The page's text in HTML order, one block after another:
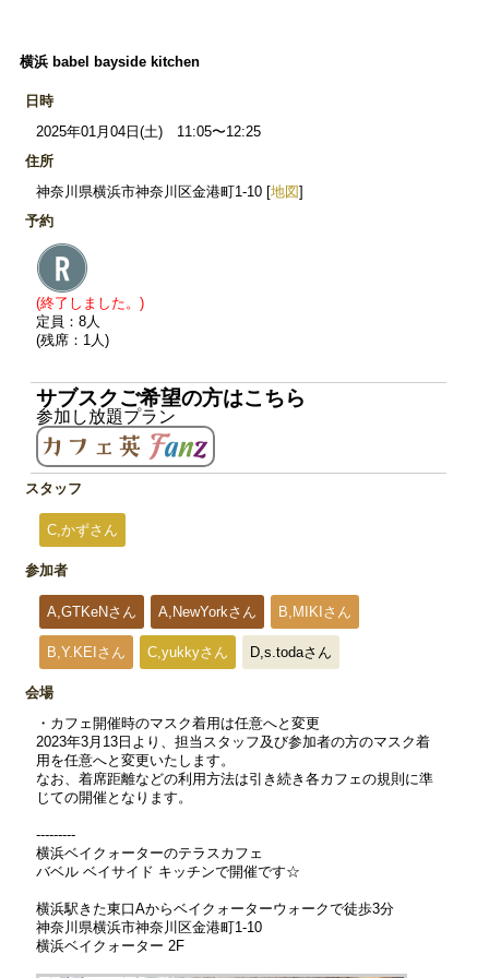
横浜 babel bayside kitchen
日時
2025年01月04日(土) 11:05〜12:25
住所
神奈川県横浜市神奈川区金港町1-10 [地図]
予約
(終了しました。)
定員：8人
(残席：1人)
サブスクご希望の方はこちら
参加し放題プラン
スタッフ
C,かずさん
参加者
A,GTKeNさん A,NewYorkさん B,MIKIさん
B,Y.KEIさん C,yukkyさん D,s.todaさん
会場
・カフェ開催時のマスク着用は任意へと変更
2023年3月13日より、担当スタッフ及び参加者の方のマスク着
用を任意へと変更いたします。
なお、着席距離などの利用方法は引き続き各カフェの規則に準
じての開催となります。
---------
横浜ベイクォーターのテラスカフェ
バベル ベイサイド キッチンで開催です☆
横浜駅きた東口Aからベイクォーターウォークで徒歩3分
神奈川県横浜市神奈川区金港町1-10
横浜ベイクォーター 2F